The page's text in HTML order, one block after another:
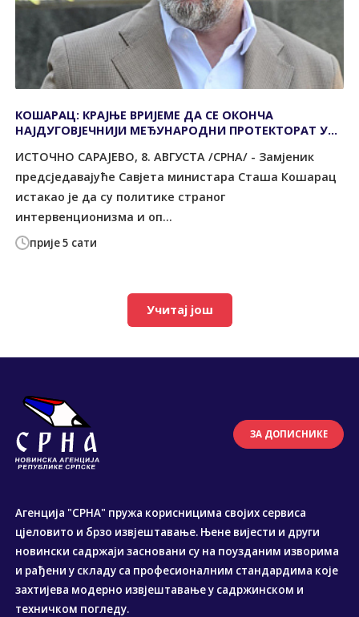
прије 5 сати
КОШАРАЦ: КРАЈЊЕ ВРИЈЕМЕ ДА СЕ ОКОНЧА
НАЈДУГОВЈЕЧНИЈИ МЕЂУНАРОДНИ ПРОТЕКТОРАТ У
ИСТОЧНО САРАЈЕВО, 8. АВГУСТА /СРНА/ - Замјеник
предсједавајуће Савјета министара Сташа Кошарац
истакао је да су политике страног
интервенционизма и оп...
Учитај још
ЗА ДОПИСНИКЕ
Агенција "СРНА" пружа корисницима својих сервиса
цјеловито и брзо извјештавање. Њене вијести и други
новински садржаји засновани су на поузданим изворима
и рађени у складу са професионалним стандардима које
захтијева модерно извјештавање у садржинском и
техничком погледу.